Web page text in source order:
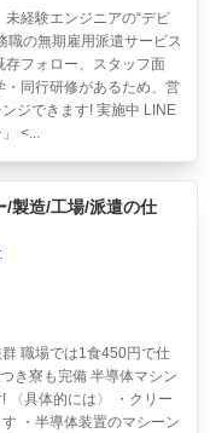
未経験エンジニアの“デビ
職の無期雇用派遣サービス
存フォロー、スタッフ面
同行研修があるため、営
ジできます! 実施中 LINE
<...
/製造/工場/派遣の仕
職場では1食450円で仕
き寮も完備 半導体マシン
〈具体的には〉 ・クリー
・半導体装置のマシーン